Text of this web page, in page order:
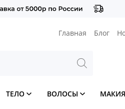
Главная Блог
ТЕЛО ВОЛОСЫ